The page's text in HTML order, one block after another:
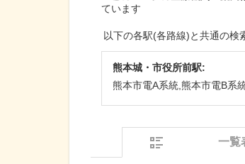
ています
以下の各駅(各路線)と共通の検
熊本城・市役所前駅:
熊本市電A系統,熊本市電B系
一覧